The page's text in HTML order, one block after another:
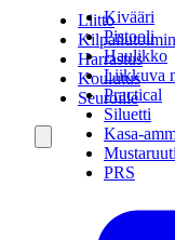
Kivääri
Pistooli
Haulikko
Liikkuva
Practical
Siluetti
Kasa-
Mustaruuti
PRS
Liitto
Harrastus
Koulutus
Seuroille